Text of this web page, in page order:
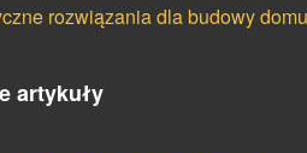
rozwiązania dla budowy domu
artykuły